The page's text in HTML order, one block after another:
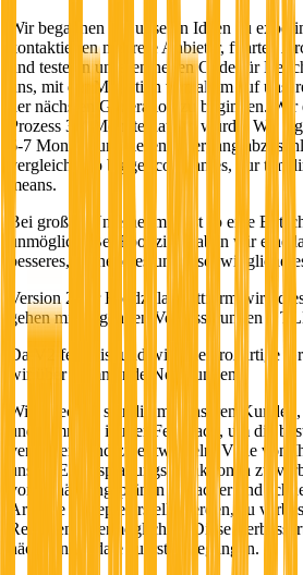
Wir begannen mit unseren Ideen zu
kontaktierten mehrere Anbieter, führten
und testeten unseren neuen Code für
uns, mit der Migration von allem auf
der nächsten Generation zu beginnen.
Prozess 3-4 Monate dauern würde. Wir
6-7 Monate, um diesen Übergang
vergleichtd to bigger companies, our
means.
Bei großen Unternehmen ist so eine
unmöglich. Bei Foodzilla haben wir eine
besseres, schnelleres und
Version 2 der Foodzilla-Plattform wird
gehen mit folgenden Verbesserungen –
Da V2 fertig ist und wir eine großartige
wir über kommende Neuerungen.
Wir sprechen ständig mit unseren
und sammeln immer Feedback, um die
verbessern und zu entwickeln. Viele von
unsere Essensplanungs-Funktionen zu
von Ernährungsplänen einfacher und
Art, wie Rezepte erstellt werden, zu
Rezepten zu ermöglichen. Diese
nächsten Update zuerst angegangen.